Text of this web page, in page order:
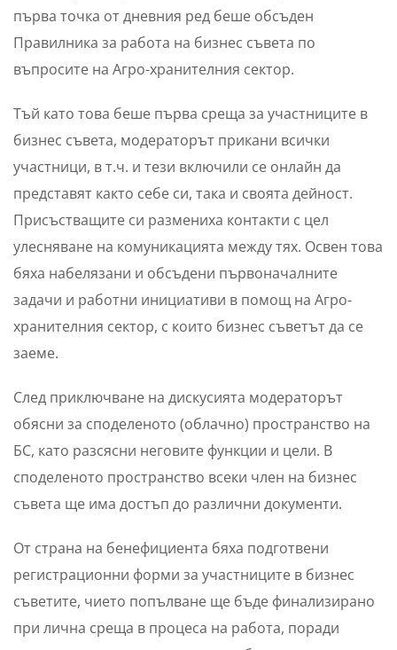
първа точка от дневния ред беше обсъден
Правилника за работа на бизнес съвета по
въпросите на Агро-хранителния сектор.
Тъй като това беше първа среща за участниците в
бизнес съвета, модераторът прикани всички
участници, в т.ч. и тези включили се онлайн да
представят както себе си, така и своята дейност.
Присъстващите си размениха контакти с цел
улесняване на комуникацията между тях. Освен това
бяха набелязани и обсъдени първоначалните
задачи и работни инициативи в помощ на Агро-
хранителния сектор, с които бизнес съветът да се
заеме.
След приключване на дискусията модераторът
обясни за споделеното (облачно) пространство на
БС, като разсясни неговите функции и цели. В
споделеното пространство всеки член на бизнес
съвета ще има достъп до различни документи.
От страна на бенефициента бяха подготвени
регистрационни форми за участниците в бизнес
съветите, чието попълване ще бъде финализирано
при лична среща в процеса на работа, поради